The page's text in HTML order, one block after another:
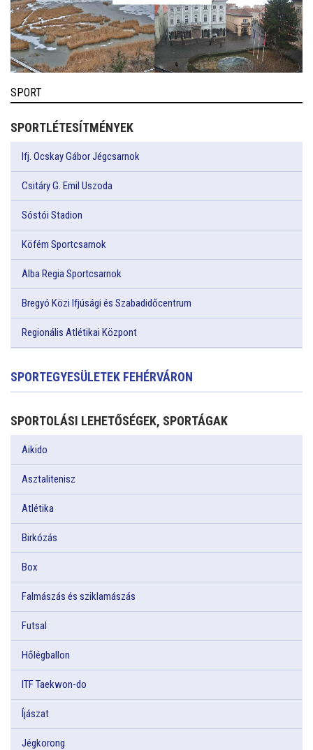
SPORT
SPORTLÉTESÍTMÉNYEK
Ifj. Ocskay Gábor Jégcsarnok
Csitáry G. Emil Uszoda
Sóstói Stadion
Köfém Sportcsarnok
Alba Regia Sportcsarnok
Bregyó Közi Ifjúsági és Szabadidőcentrum
Regionális Atlétikai Központ
SPORTEGYESÜLETEK FEHÉRVÁRON
SPORTOLÁSI LEHETŐSÉGEK, SPORTÁGAK
Aikido
Asztalitenisz
Atlétika
Birkózás
Box
Falmászás és sziklamászás
Futsal
Hőlégballon
ITF Taekwon-do
Íjászat
Jégkorong